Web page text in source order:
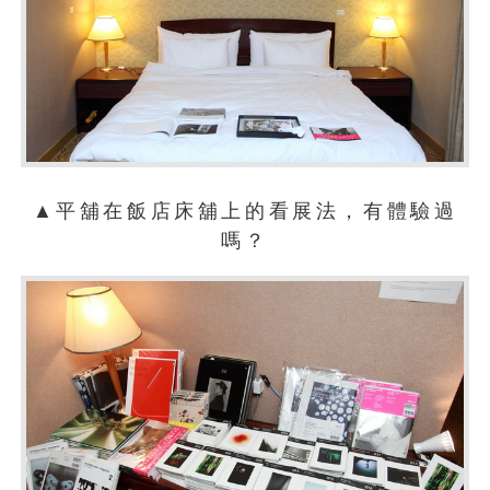
▲平舖在飯店床舖上的看展法，有體驗過
嗎？